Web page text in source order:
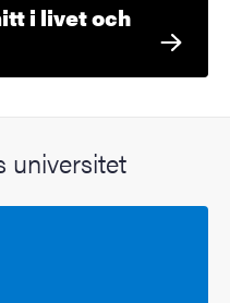
i livet och
universitet